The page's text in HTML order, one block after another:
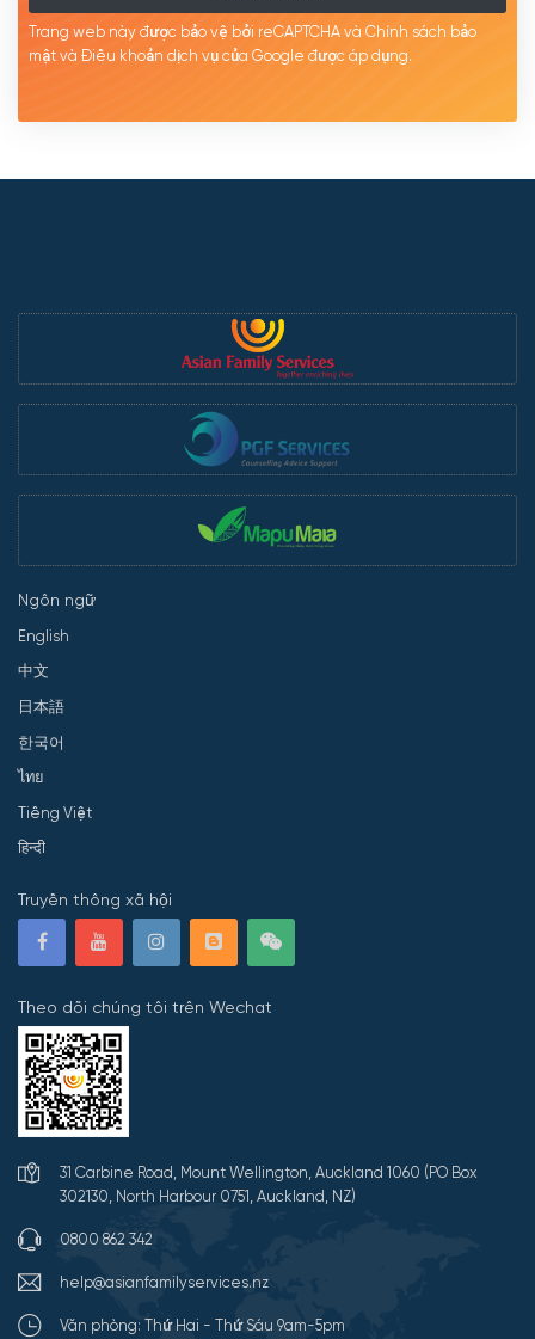
Trang web này được bảo vệ bởi reCAPTCHA và Chính sách bảo
mật và Điều khoản dịch vụ của Google được áp dụng.
Ngôn ngữ
English
中文
日本語
한국어
ไทย
Tiếng Việt
हिन्दी
Truyền thông xã hội
Theo dõi chúng tôi trên Wechat
31 Carbine Road, Mount Wellington, Auckland 1060 (PO Box
302130, North Harbour 0751, Auckland, NZ)
0800 862 342
help@asianfamilyservices.nz
Văn phòng: Thứ Hai - Thứ Sáu 9am-5pm